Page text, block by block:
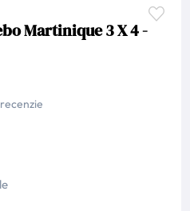
Martinique 3 X 4 -